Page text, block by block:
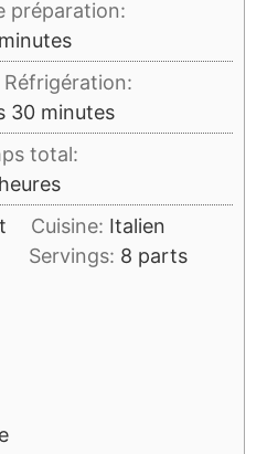
préparation:
minutes
Réfrigération:
30minutes
minutes
total:
heures
heures
Cuisine: Italien
Servings: 8 parts